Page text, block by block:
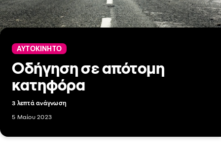
ΑΥΤΟΚΙΝΗΤΟ
Οδήγηση σε απότομη
κατηφόρα
3 λεπτά ανάγνωση
5 Μαίου 2023